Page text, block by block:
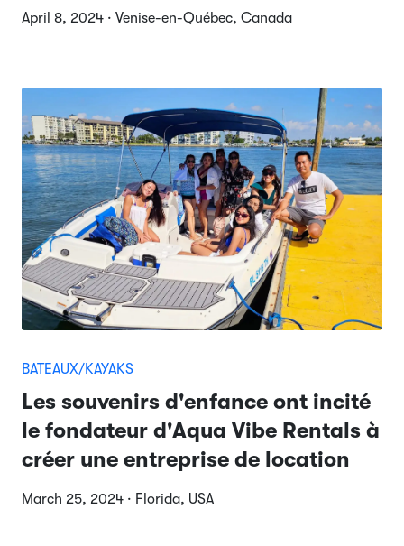
April 8, 2024 · Venise-en-Québec, Canada
BATEAUX/KAYAKS
Les souvenirs d'enfance ont incité
le fondateur d'Aqua Vibe Rentals à
créer une entreprise de location
March 25, 2024 · Florida, USA